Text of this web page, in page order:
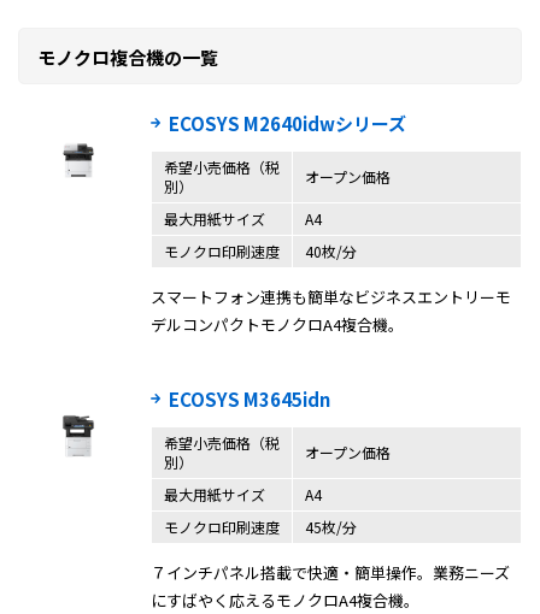
モノクロ複合機の一覧
ECOSYS M2640idwシリーズ
希望小売価格（税
別）
オープン価格
最大用紙サイズ
A4
モノクロ印刷速度
40枚/分
スマートフォン連携も簡単なビジネスエントリーモ
デルコンパクトモノクロA4複合機。
ECOSYS M3645idn
希望小売価格（税
別）
オープン価格
最大用紙サイズ
A4
モノクロ印刷速度
45枚/分
７インチパネル搭載で快適・簡単操作。業務ニーズ
にすばやく応えるモノクロA4複合機。